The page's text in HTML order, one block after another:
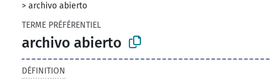
>archivo abierto
TERME PRÉFÉRENTIEL
archivo abierto
DÉFINITION